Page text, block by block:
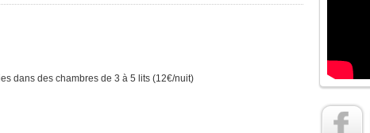
dans des chambres de 3 à 5 lits (12€/nuit)